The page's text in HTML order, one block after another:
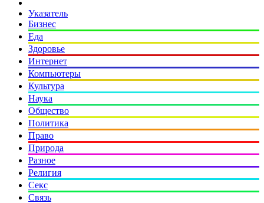
Указатель
Бизнес
Еда
Здоровье
Интернет
Компьютеры
Культура
Наука
Общество
Политика
Право
Природа
Разное
Религия
Секс
Связь